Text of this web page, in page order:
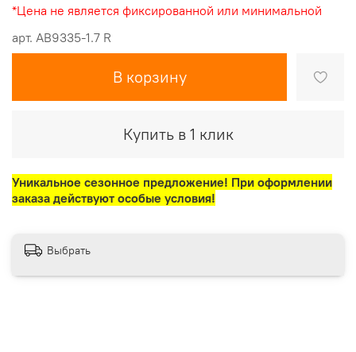
арт. AB9335-1.7 R
*Цена не является фиксированной или минимальной
В корзину
Купить в 1 клик
Уникальное сезонное предложение! При оформлении
заказа действуют особые условия!
Выбрать